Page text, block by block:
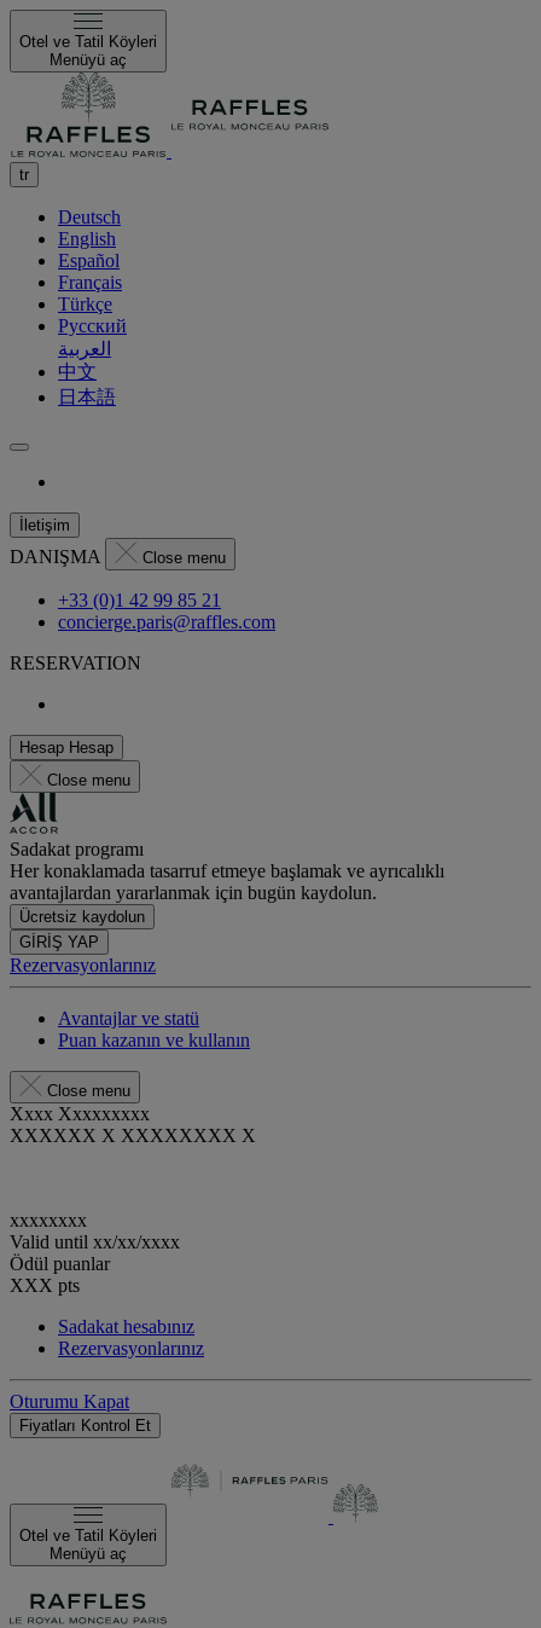
Otel ve Tatil Köyleri
Menüyü aç
tr
Deutsch
English
Español
Français
Türkçe
Русский
العربية
中文
日本語
İletişim
DANIŞMA Close menu
+33 (0)1 42 99 85 21
concierge.paris@raffles.com
RESERVATION
Hesap Hesap
Close menu
Sadakat programı
Her konaklamada tasarruf etmeye başlamak ve ayrıcalıklı
avantajlardan yararlanmak için bugün kaydolun.
Ücretsiz kaydolun
GİRİŞ YAP
Rezervasyonlarınız
Avantajlar ve statü
Puan kazanın ve kullanın
Close menu
Xxxx Xxxxxxxxx
XXXXXX X XXXXXXXX X
xxxxxxxx
Valid until xx/xx/xxxx
Ödül puanlar
XXX pts
Sadakat hesabınız
Rezervasyonlarınız
Oturumu Kapat
Fiyatları Kontrol Et
Otel ve Tatil Köyleri
Menüyü aç